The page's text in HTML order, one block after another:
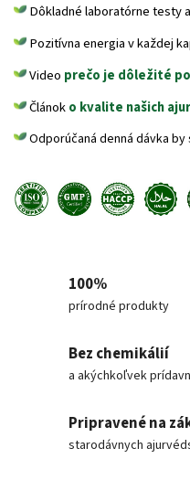
Dôkladné laboratórne testy
Pozitívna energia v každej
Video prečo je dôležité
Článoko kvalite našich
Odporúčaná denná dávka
100%
prírodné produkty
Bez chemikálií
a akýchkoľvek
Pripravené na
starodávnych